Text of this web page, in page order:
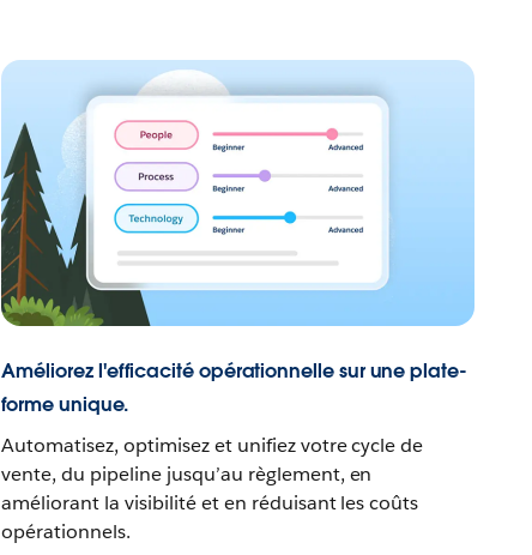
Améliorez l'efficacité opérationnelle sur une plate-
forme unique.
Automatisez, optimisez et unifiez votre cycle de
vente, du pipeline jusqu’au règlement, en
améliorant la visibilité et en réduisant les coûts
opérationnels.